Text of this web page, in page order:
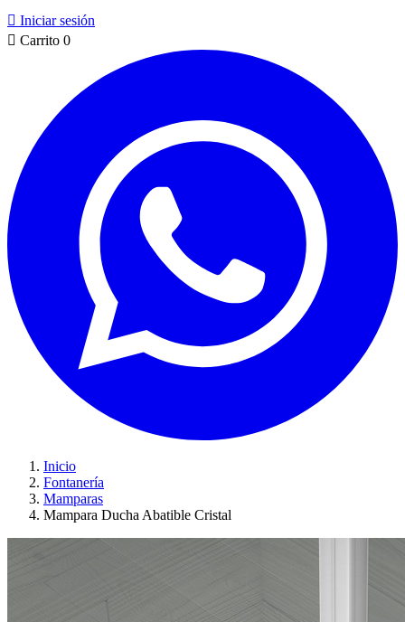
 Iniciar sesión
 Carrito 0
Inicio
Fontanería
Mamparas
Mampara Ducha Abatible Cristal